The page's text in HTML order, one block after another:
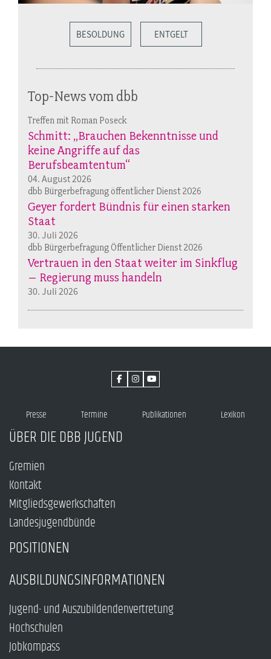
BESOLDUNG ENTGELT
Top-News vom dbb
Treffen mit Roman Poseck
Schmitt: „Brauchen Bekenntnisse und
keine Angriffe auf das
Berufsbeamtentum“
04. August 2026
dbb Bürgerbefragung öffentlicher Dienst 2026
Geyer fordert Bündnis für einen starken
Staat
30. Juli 2026
dbb Bürgerbefragung Öffentlicher Dienst 2026
Vertrauen in den Staat weiter im Sinkflug
– Regierung muss handeln
30. Juli 2026
Presse Termine Publikationen Lexikon
ÜBER DIE DBB JUGEND
Gremien
Kontakt
Mitgliedsgewerkschaften
Landesjugendbünde
POSITIONEN
AUSBILDUNGSINFORMATIONEN
Jugend- und Auszubildendenvertretung
Hochschulen
Jobkompass